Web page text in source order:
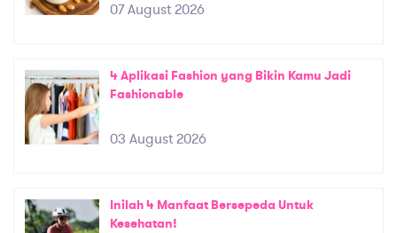
07 August 2026
4 Aplikasi Fashion yang Bikin Kamu Jadi
Fashionable
03 August 2026
Inilah 4 Manfaat Bersepeda Untuk
Kesehatan!